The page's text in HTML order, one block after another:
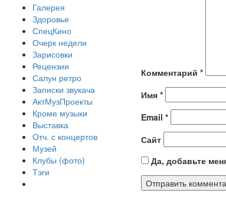
Галерея
Здоровье
СпецКино
Очерк недели
Зарисовки
Рецензии
Салун ретро
Записки звукача
АктМузПроекты
Кроме музыки
Выставка
Отч. с концертов
Музей
Клубы (фото)
Тэги
Комментарий *
Имя *
Email *
Сайт
Да, добавьте